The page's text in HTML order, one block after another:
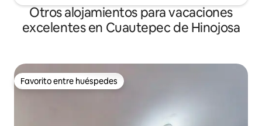
Otros alojamientos para vacaciones
excelentes en Cuautepec de Hinojosa
Favorito entre huéspedes
Favorito entre huéspedes